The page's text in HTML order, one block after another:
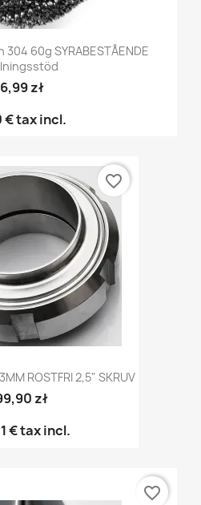
304 60g SYRABESTÅENDE
6,99 zł
€tax incl.
ROSTFRI 2,5" SKRUV
zł
€tax incl.
favorite_border
favorite_border